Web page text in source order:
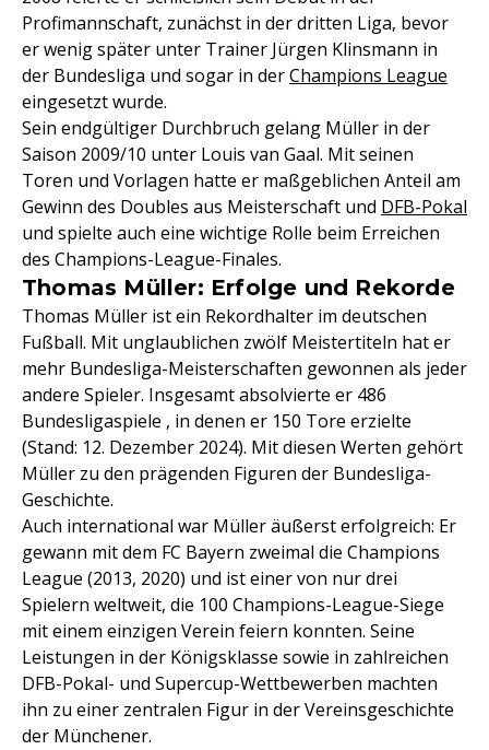
Profimannschaft, zunächst in der dritten Liga, bevor
er wenig später unter Trainer Jürgen Klinsmann in
der Bundesliga und sogar in derChampions League
eingesetzt wurde.
Sein endgültiger Durchbruch gelang Müller in der
Saison 2009/10 unter Louis van Gaal. Mit seinen
Toren und Vorlagen hatte er maßgeblichen Anteil am
Gewinn des Doubles aus Meisterschaft und DFB-Pokal
und spielte auch eine wichtige Rolle beim Erreichen
des Champions-League-Finales.
Thomas Müller: Erfolge und Rekorde
Thomas Müller ist ein Rekordhalter im deutschen
Fußball. Mit unglaublichen zwölf Meistertiteln hat er
mehr Bundesliga-Meisterschaften gewonnen als jeder
andere Spieler. Insgesamt absolvierte er 486
Bundesligaspiele , in denen er 150 Tore erzielte
(Stand: 12. Dezember 2024). Mit diesen Werten gehört
Müller zu den prägenden Figuren der Bundesliga-
Geschichte.
Auch international war Müller äußerst erfolgreich: Er
gewann mit dem FC Bayern zweimal die Champions
League (2013, 2020) und ist einer von nur drei
Spielern weltweit, die 100 Champions-League-Siege
mit einem einzigen Verein feiern konnten. Seine
Leistungen in der Königsklasse sowie in zahlreichen
DFB-Pokal- und Supercup-Wettbewerben machten
ihn zu einer zentralen Figur in der Vereinsgeschichte
der Münchener.